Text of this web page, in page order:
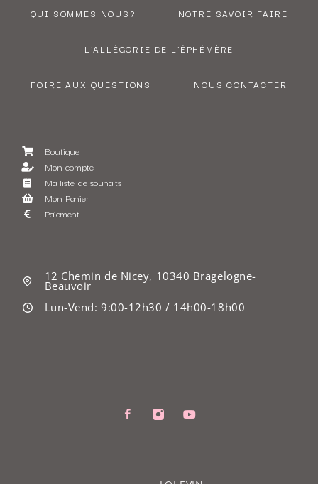
QUI SOMMES NOUS? NOTRE SAVOIR FAIRE
L’ALLÉGORIE DE L’ÉPHÉMÈRE
FOIRE AUX QUESTIONS NOUS CONTACTER
Boutique
Mon compte
Ma liste de souhaits
Mon Panier
Paiement
12 Chemin de Nicey, 10340 Bragelogne-
Beauvoir
Lun-Vend: 9:00-12h30 / 14h00-18h00